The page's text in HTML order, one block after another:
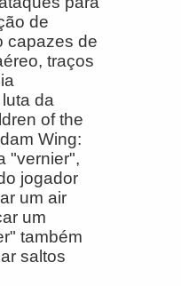
de
capazes de
traços
da
of the
Wing:
"vernier",
jogador
um air
um
também
saltos